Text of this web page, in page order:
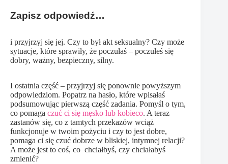
Zapisz odpowiedź…
i przyjrzyj się jej. Czy to był akt seksualny? Czy może
sytuacje, które sprawiły, że poczułaś – poczułeś się
dobry, ważny, bezpieczny, silny.
I ostatnia część – przyjrzyj się ponownie powyższym
odpowiedziom. Popatrz na hasło, które wpisałaś
podsumowując pierwszą część zadania. Pomyśl o tym,
co pomaga czuć ci się męsko lub kobieco. A teraz
zastanów się, co z tamtych przekazów wciąż
funkcjonuje w twoim pożyciu i czy to jest dobre,
pomaga ci się czuć dobrze w bliskiej, intymnej relacji?
A może jest to coś, co chciałbyś, czy chciałabyś
zmienić?